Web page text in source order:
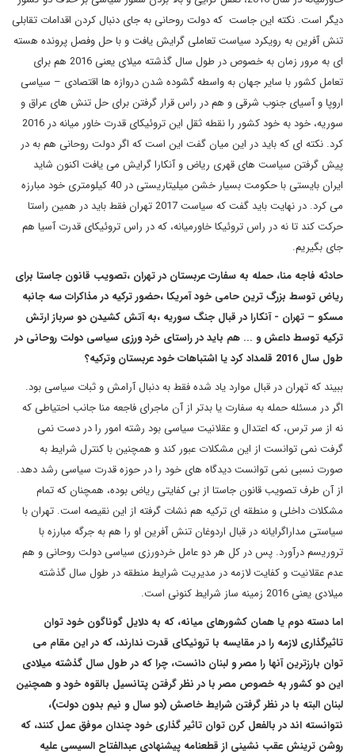
دیگر است. نکته این جاست که دولت روحانی به جای دنبال کردن اقدامات تقابلی
تنش آفرین به رویکرد سیاست تعاملی گرایش یافت و با حل وفصل پرونده هسته
ای به مرور زمان به خصوص در طول سال گذشته میلای یعنی 2016 هم برای
تعامل کشور با سایر جهان به واسطه گشوده شدن دروازه ها اقتصادی – سیاسی
اروپا و آسیای جنوب شرقی و هم در راس قرار گرفتن برای حل تنش های عراق و
سوریه، خود به خود کشور را نقطه ثقل این تروئیکای قدرت خاور میانه در 2016
کرد. نکته ای که باید در این میان گفت این است که اگر دولت روحانی هم به در
پیش گرفتن سیاست های قهری ریاض و آنکارا گرایش می یافت اکنون شاید
ایران بایستی با حکومت بسیار خشن میلیتاریستی در 40 کیلومتری خود مبارزه
می کرد. در نهایت باید گفت که سیاست 2017 تهران فقط باید در همین راستا
حرکت کند تا نه در راس تروئیکا خاورمیانه، که در راس تروئیکای قدرت آسیا هم
جای بگیریم.
حادثه فاجه منا، حمله به سفارت عربستان در تهران ،تصویب قانون جاستا برای
ریاض توسط بزرگ ترین حامی خود آمریکا ،حضور ترکیه در مذاکرات سه جانبه
مسکو – تهران - آنکارا در قبال جنگ سوریه ،به آتش کشیدن دو سرباز ارتش
ترکیه توسط داعش و ... هم باید در راستای خرد ورزی سیاسی دولت روحانی در
طول سال 2016 قلمداد کرد یا اشتباهات خود عربستان وترکیه؟
ببیند که تهران در قبال موارد یاد شده فقط به دنبال آرامش و ثبات سیاسی بود.
اگر در مسئله حمله به سفارت یا بدتر از آن ماجرای فاجعه منا جانب احتیاطی که
نه از سر ترس، که اعتدال و عقلانیت سیاسی بود رشته امور را در دست نمی
گرفت نمی توانست از این مشکلات عبور کند و همچنین با کنترل شرایط به
صورت نسبی نمی توانست دیدگاه های خود را در حوزه قدرت سیاسی رشد دهد.
از آن طرف تصویب قانون جاستا از بی کفایتی ریاض بوده، همچنان که تمام
مشکلات داخلی و منطقه ای ترکیه هم نشات گرفته از این نقیصه است. تهران با
سیاستی مداراگرایانه در قبال اردوغان تنش آفرین او را هم به جرگه مبارزه با
تروریسم درآورد. پس در کل هر دو عامل خردورزی سیاسی دولت روحانی و هم
عدم عقلانیت و کفایت لازمه در مدیریت شرایط منطقه در طول سال گذشته
میلادی یعنی 2016 زمینه ساز شرایط کنونی است.
اما دسته دوم یا همان کشورهای میانه، که به دلایل گوناگون خود توان
تاثیرگذاری لازمه را در مقایسه با تروئیکای قدرت ندارند، که در این مقام می
توان بارزترین آنها را مصر و لبنان دانست، چرا که در طول سال گذشته میلادی
این دو کشور به خصوص مصر با در نظر گرفتن پتانسیل بالقوه خود و همچنین
لبنان البته با در نظر گرفتن شرایط خاصش (دو سال و نیم بدون دولت)،
نتوانسته اند در بالفعل کرن توان تاثیر گذاری خود چندان موفق عمل کنند، که
روشن ترینش عقب نشینی از قطعنامه پیشنهادی عبدالفتاح السیسی علیه